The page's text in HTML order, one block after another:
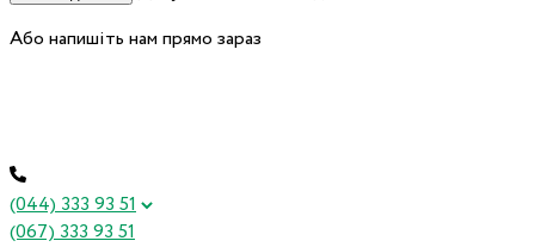
Або напишіть нам прямо зараз
(044) 333 93 51
(067) 333 93 51